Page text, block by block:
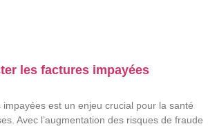
les factures impayées
est un enjeu crucial pour la santé
Avec l’augmentation des risques de fraude